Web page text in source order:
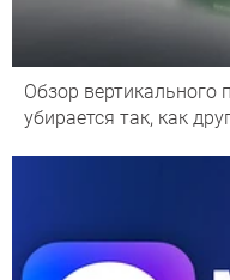
Обзор вертикального
убирается так, как